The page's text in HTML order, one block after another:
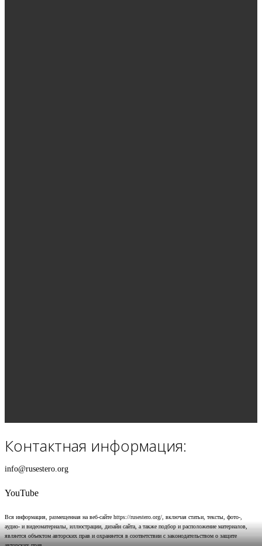
Контактная информация:
info@rusestero.org
YouTube
Вся информация, размещенная на веб-сайте https://rusestero.org/, включая статьи, тексты, фото-,
аудио- и видеоматериалы, иллюстрации, дизайн сайта, а также подбор и расположение материалов,
является объектом авторских прав и охраняется в соответствии с законодательством о защите